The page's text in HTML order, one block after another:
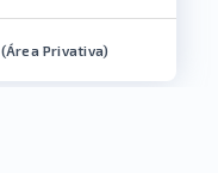
(Área Privativa)